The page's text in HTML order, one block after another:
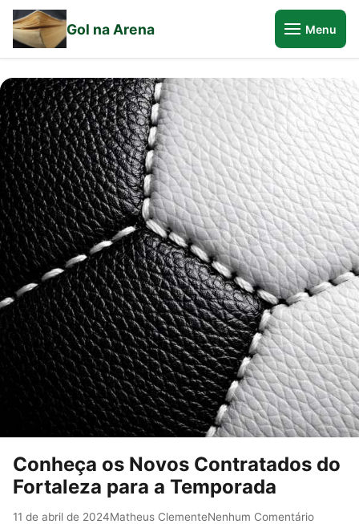
Gol na Arena Menu
Conheça os Novos Contratados do
Fortaleza para a Temporada
11 de abril de 2024Matheus ClementeNenhum Comentário